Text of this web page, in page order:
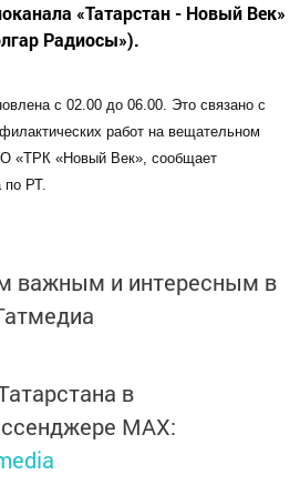
«Татарстан - Новый Век»
Радиосы»).
с 02.00 до 06.00. Это связано с
работ на вещательном
«ТРК «Новый Век», сообщает
по РТ.
важным и интересным в
в
MАХ: